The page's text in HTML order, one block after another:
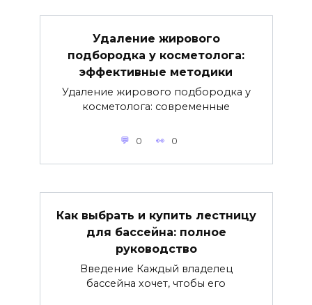
Удаление жирового
подбородка у косметолога:
эффективные методики
Удаление жирового подбородка у
косметолога: современные
0 0
Как выбрать и купить лестницу
для бассейна: полное
руководство
Введение Каждый владелец
бассейна хочет, чтобы его